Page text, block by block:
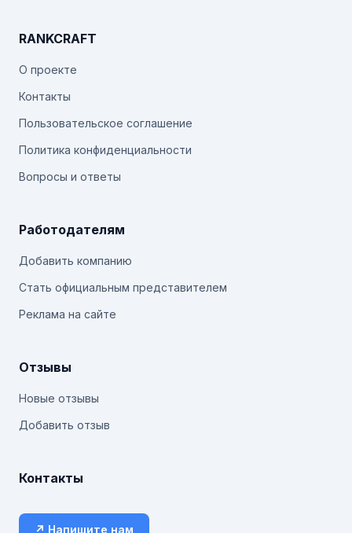
RANKCRAFT
О проекте
Контакты
Пользовательское соглашение
Политика конфиденциальности
Вопросы и ответы
Работодателям
Добавить компанию
Стать официальным представителем
Реклама на сайте
Отзывы
Новые отзывы
Добавить отзыв
Контакты
↗ Напишите нам